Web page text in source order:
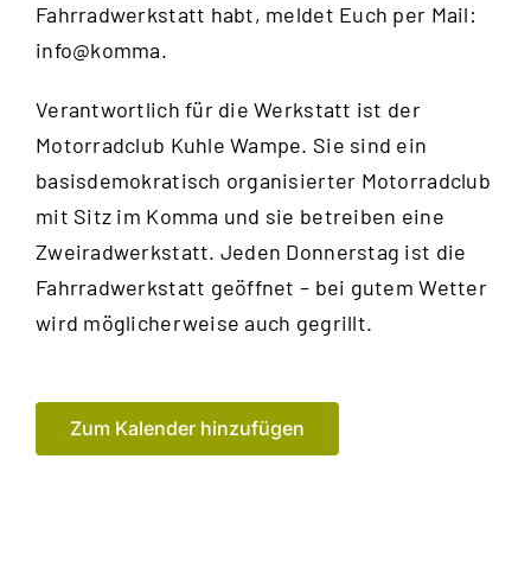
Fahrradwerkstatt habt, meldet Euch per Mail:
info@komma.
Verantwortlich für die Werkstatt ist der
Motorradclub Kuhle Wampe. Sie sind ein
basisdemokratisch organisierter Motorradclub
mit Sitz im Komma und sie betreiben eine
Zweiradwerkstatt. Jeden Donnerstag ist die
Fahrradwerkstatt geöffnet – bei gutem Wetter
wird möglicherweise auch gegrillt.
Zum Kalender hinzufügen